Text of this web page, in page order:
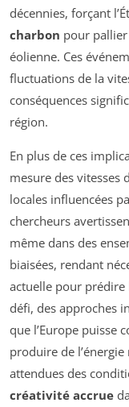
décennies, forçant
charbon pour
éolienne. Ces
fluctuations de la
conséquences
région.
En plus de ces
mesure des vitesses
locales influencées
chercheurs
même dans des
biaisées, rendant
actuelle pour prédire
défi, des approches
que l’Europe puisse
produire de
attendues des
créativité accrue